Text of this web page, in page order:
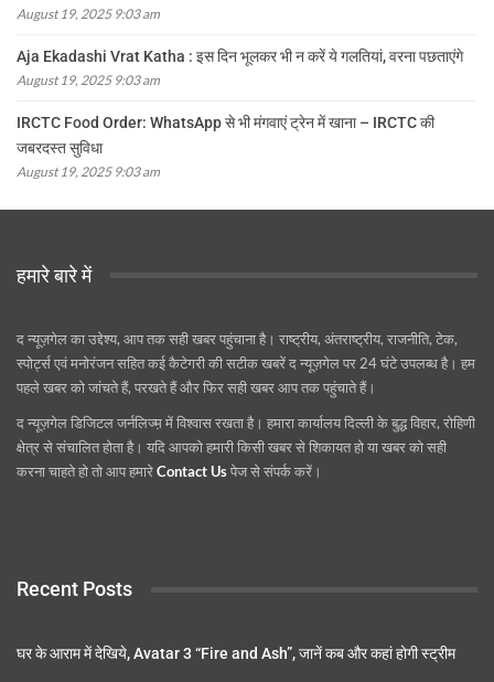
August 19, 2025 9:03 am
Aja Ekadashi Vrat Katha : इस दिन भूलकर भी न करें ये गलतियां, वरना पछताएंगे
August 19, 2025 9:03 am
IRCTC Food Order: WhatsApp से भी मंगवाएं ट्रेन में खाना – IRCTC की
जबरदस्त सुविधा
August 19, 2025 9:03 am
हमारे बारे में
द न्यूज़गेल का उद्देश्य, आप तक सही खबर पहुंचाना है। राष्ट्रीय, अंतराष्ट्रीय, राजनीति, टेक,
स्पोर्ट्स एवं मनोरंजन सहित कई कैटेगरी की सटीक खबरें द न्यूज़गेल पर 24 घंटे उपलब्ध है। हम
पहले खबर को जांचते हैं, परखते हैं और फिर सही खबर आप तक पहुंचाते हैं।
द न्यूज़गेल डिजिटल जर्नलिज्म़ में विश्वास रखता है। हमारा कार्यालय दिल्ली के बुद्ध विहार, रोहिणी
क्षेत्र से संचालित होता है। यदि आपको हमारी किसी खबर से शिकायत हो या खबर को सही
करना चाहते हो तो आप हमारेContact Usपेज से संपर्क करें।
Recent Posts
घर के आराम में देखिये, Avatar 3 “Fire and Ash”, जानें कब और कहां होगी स्ट्रीम